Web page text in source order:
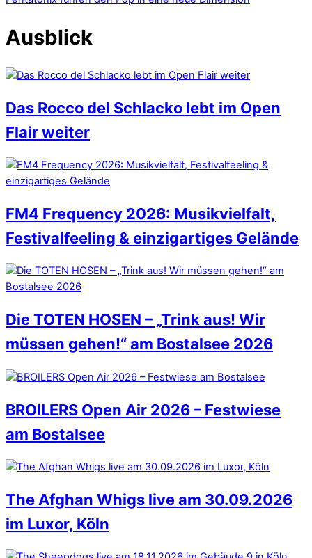
Ausblick
Das Rocco del Schlacko lebt im Open
Flair weiter
FM4 Frequency 2026: Musikvielfalt,
Festivalfeeling & einzigartiges Gelände
Die TOTEN HOSEN – „Trink aus! Wir
müssen gehen!“ am Bostalsee 2026
BROILERS Open Air 2026 – Festwiese
am Bostalsee
The Afghan Whigs live am 30.09.2026
im Luxor, Köln